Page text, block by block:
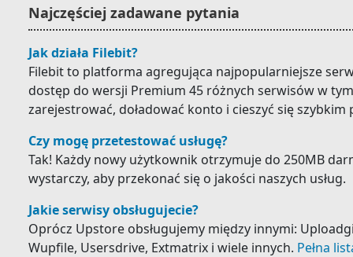
Najczęściej zadawane pytania
Jak działa Filebit?
Filebit to platforma agregująca najpopularniejsze
dostęp do wersji Premium 45 różnych serwisów w
zarejestrować, doładować konto i cieszyć się szybkim
Czy mogę przetestować usługę?
Tak! Każdy nowy użytkownik otrzymuje do 250MB
wystarczy, aby przekonać się o jakości naszych usług.
Jakie serwisy obsługujecie?
Oprócz Upstore obsługujemy między innymi:
Wupfile, Usersdrive, Extmatrix i wiele innych. Pełna